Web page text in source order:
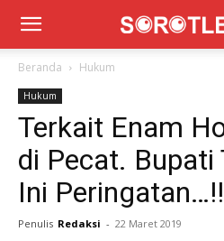
Beranda Hukum
Hukum
Terkait Enam
di Pecat. Bupati
Ini
Penulis Redaksi - 22 Maret 2019